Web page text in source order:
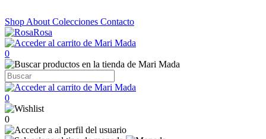
Shop About Colecciones Contacto
0
0
0